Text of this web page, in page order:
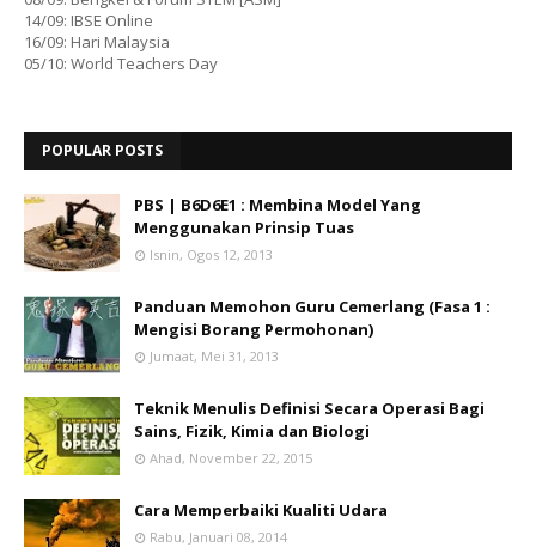
14/09: IBSE Online
16/09: Hari Malaysia
05/10: World Teachers Day
POPULAR POSTS
PBS | B6D6E1 : Membina Model Yang
Menggunakan Prinsip Tuas
Isnin, Ogos 12, 2013
Panduan Memohon Guru Cemerlang (Fasa 1 :
Mengisi Borang Permohonan)
Jumaat, Mei 31, 2013
Teknik Menulis Definisi Secara Operasi Bagi
Sains, Fizik, Kimia dan Biologi
Ahad, November 22, 2015
Cara Memperbaiki Kualiti Udara
Rabu, Januari 08, 2014